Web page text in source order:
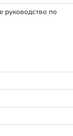
руководство по